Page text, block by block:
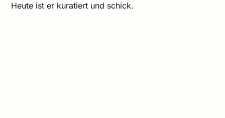
Heute ist er kuratiert und schick.